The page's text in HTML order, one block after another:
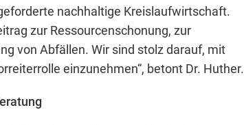
nachhaltige Kreislaufwirtschaft.
zur Ressourcenschonung, zur
von Abfällen. Wir sind stolz darauf, mit
einzunehmen“, betont Dr. Huther.